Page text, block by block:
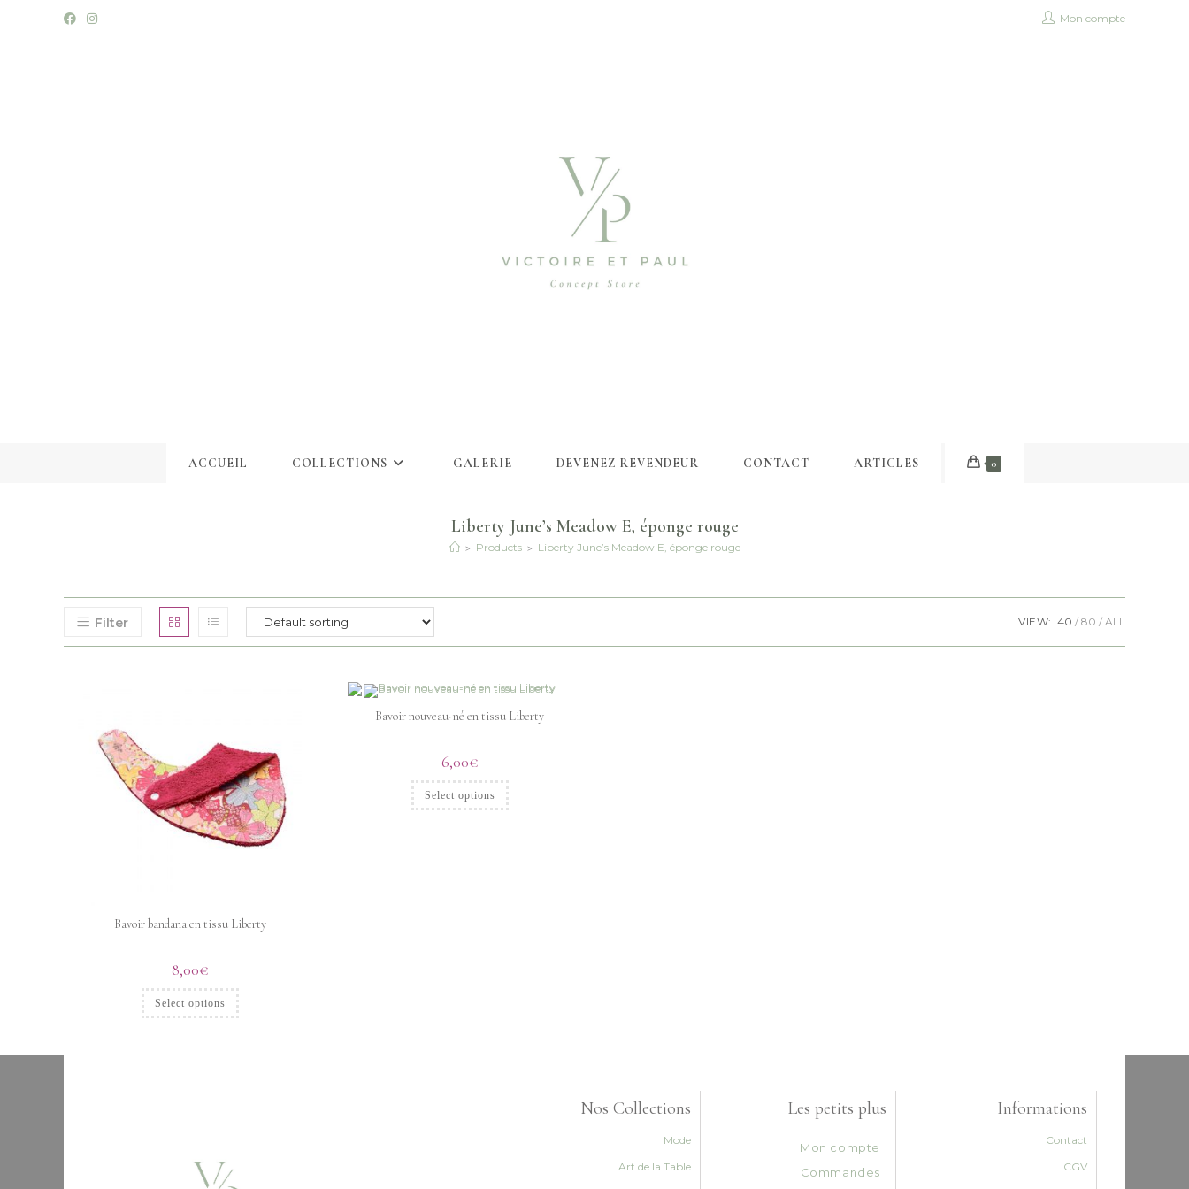
Mon compte
ACCUEIL COLLECTIONS GALERIE DEVENEZ REVENDEUR CONTACT ARTICLES 0
Liberty June’s Meadow E, éponge rouge
> Products > Liberty June’s Meadow E, éponge rouge
Filter VIEW: 40 80 ALL
Bavoir bandana en tissu Liberty
8,00€
Select options
Bavoir nouveau-né en tissu Liberty
6,00€
Select options
Nos Collections
Mode
Art de la Table
Les petits plus
Mon compte
Commandes
Informations
Contact
CGV